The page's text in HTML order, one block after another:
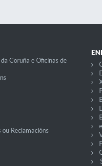
Coruña e Oficinas de
ou Reclamacións